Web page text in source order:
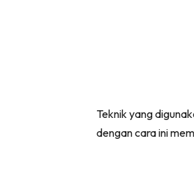
Teknik yang
dengan cara ini